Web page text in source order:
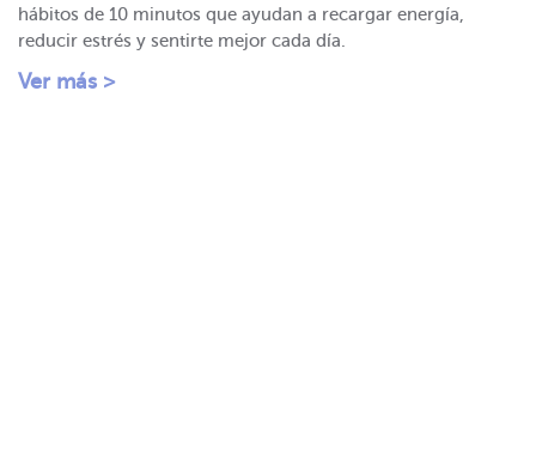
hábitos de 10 minutos que ayudan a recargar energía,
reducir estrés y sentirte mejor cada día.
Ver más >